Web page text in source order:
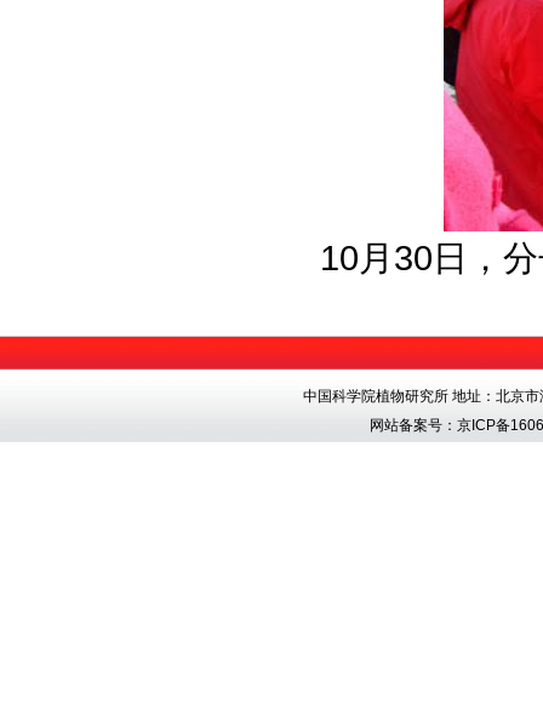
10月 30日，
中国科学院植物研究所 地址：北京
网站备案号：京ICP备